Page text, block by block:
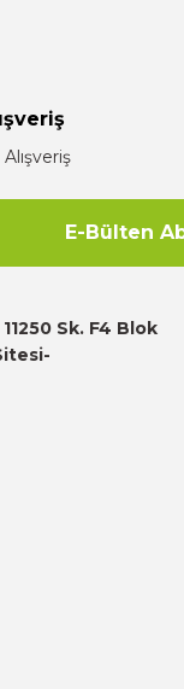
olmalı.
E-Bülten
Sk. F4 Blok